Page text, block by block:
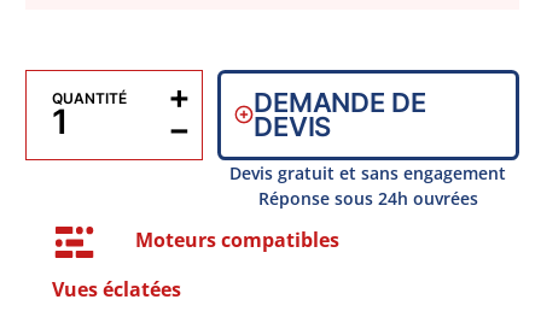
QUANTITÉ
−
+ DEMANDE DE
DEVIS
Devis gratuit et sans engagement
Réponse sous 24h ouvrées
Moteurs compatibles
Vues éclatées